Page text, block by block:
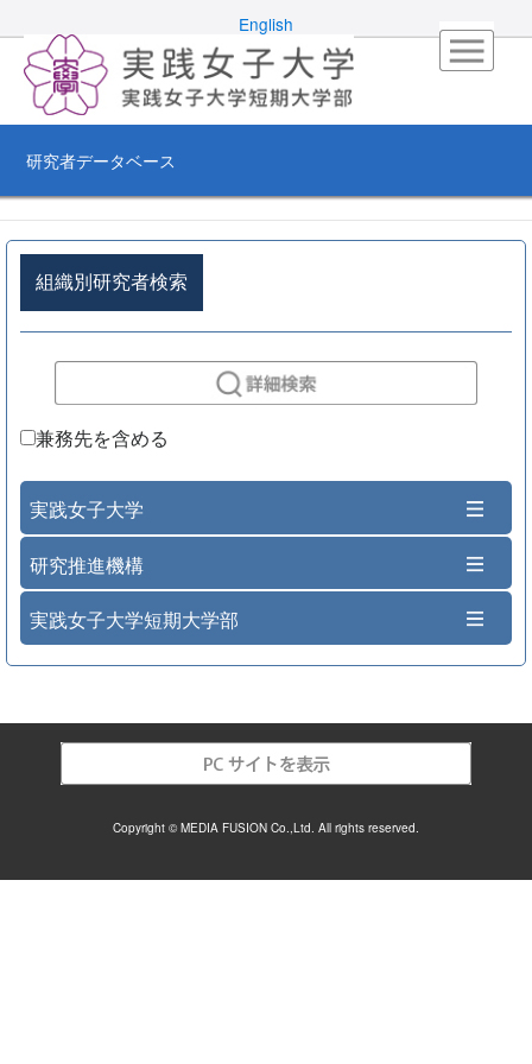
English
研究者データベース
組織別研究者検索
兼務先を含める
実践女子大学
研究推進機構
実践女子大学短期大学部
Copyright © MEDIA FUSION Co.,Ltd. All rights reserved.